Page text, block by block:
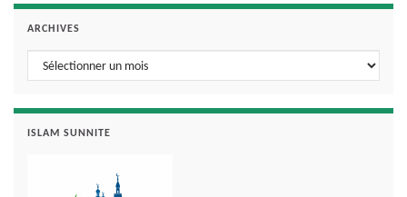
ARCHIVES
Archives
ISLAM SUNNITE